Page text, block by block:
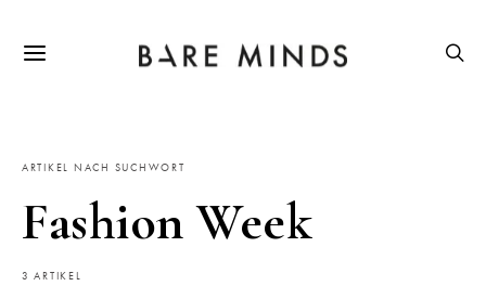
ARTIKEL NACH SUCHWORT
Fashion Week
3 ARTIKEL